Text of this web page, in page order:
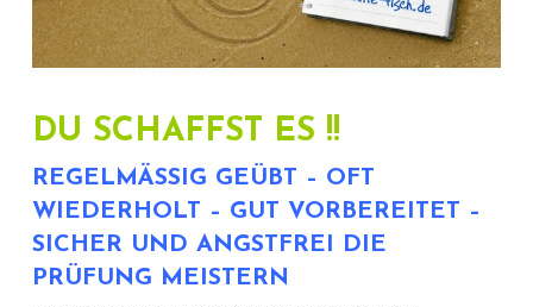
FERIENKURSE
PARTNER / LINKS
LEHRERPORTAL
DATENSCHUTZ
DU SCHAFFST ES !!
REGELMÄSSIG GEÜBT – OFT W
IEDERHOLT – GUT VORBEREITET – S
ICHER UND ANGSTFREI DIE P
RÜFUNG MEISTERN